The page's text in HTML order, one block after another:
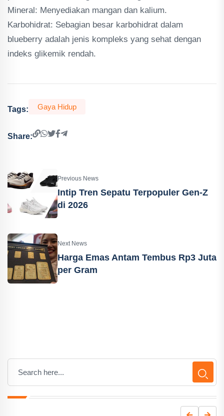
Mineral: Menyediakan mangan dan kalium.
Karbohidrat: Sebagian besar karbohidrat dalam
blueberry adalah jenis kompleks yang sehat dengan
indeks glikemik rendah.
Tags: Gaya Hidup
Share:
Previous News
Intip Tren Sepatu Terpopuler Gen-Z
di 2026
Next News
Harga Emas Antam Tembus Rp3 Juta
per Gram